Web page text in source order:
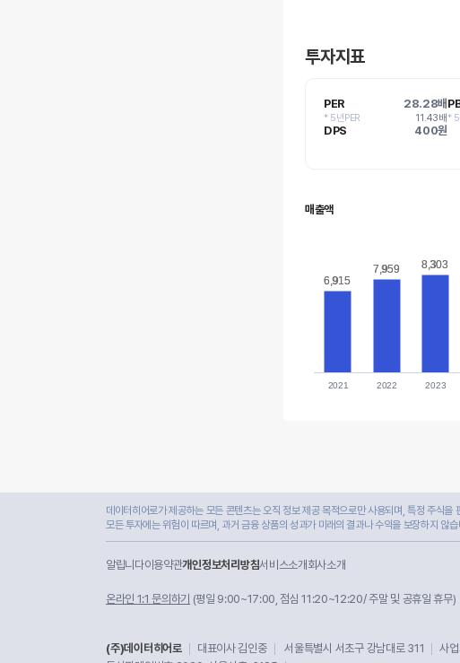
투자지표
PER 28.28배
* 5년PER 11.43배*
DPS 400원
매출액
6,915
6,915
7,959
7,959 8,303
8,303
2021 2022 2023
데이터히어로가 제공하는 모든 콘텐츠는 오직 정보 제공 목적으로만 사용되며, 특정 주식
모든 투자에는 위험이 따르며, 과거 금융 상품의 성과가 미래의 결과나 수익을 보장하지 않
알립니다이용약관개인정보처리방침서비스소개 회사소개
온라인 1:1 문의하기 (평일 9:00~17:00, 점심 11:20~12:20/ 주말 및 공휴일 휴무)
(주)데이터히어로 대표이사 김인중 서울특별시 서초구 강남대로 311
사